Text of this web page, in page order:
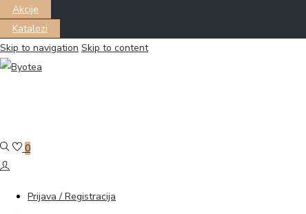
Akcije
Katalozi
Skip to navigation Skip to content
0
Prijava / Registracija
Filter
Dodajte na listu želja